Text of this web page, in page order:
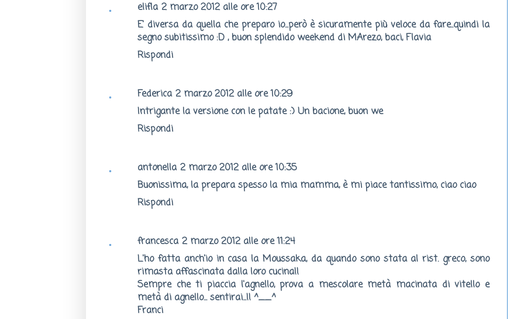
elifla 2 marzo 2012 alle ore 10:27
E' diversa da quella che preparo io...però è sicuramente più veloce da fare..quindi la
segno subitissimo :D , buon splendido weekend di MArezo, baci, Flavia
Rispondi
Federica 2 marzo 2012 alle ore 10:29
Intrigante la versione con le patate :) Un bacione, buon we
Rispondi
antonella 2 marzo 2012 alle ore 10:35
Buonissima, la prepara spesso la mia mamma, è mi piace tantissimo, ciao ciao
Rispondi
francesca 2 marzo 2012 alle ore 11:24
L'ho fatta anch'io in casa la Moussaka, da quando sono stata al rist. greco, sono
rimasta affascinata dalla loro cucina!!
Sempre che ti piaccia l'agnello, prova a mescolare metà macinata di vitello e
metà di agnello... sentirai...!! ^__^
Franci